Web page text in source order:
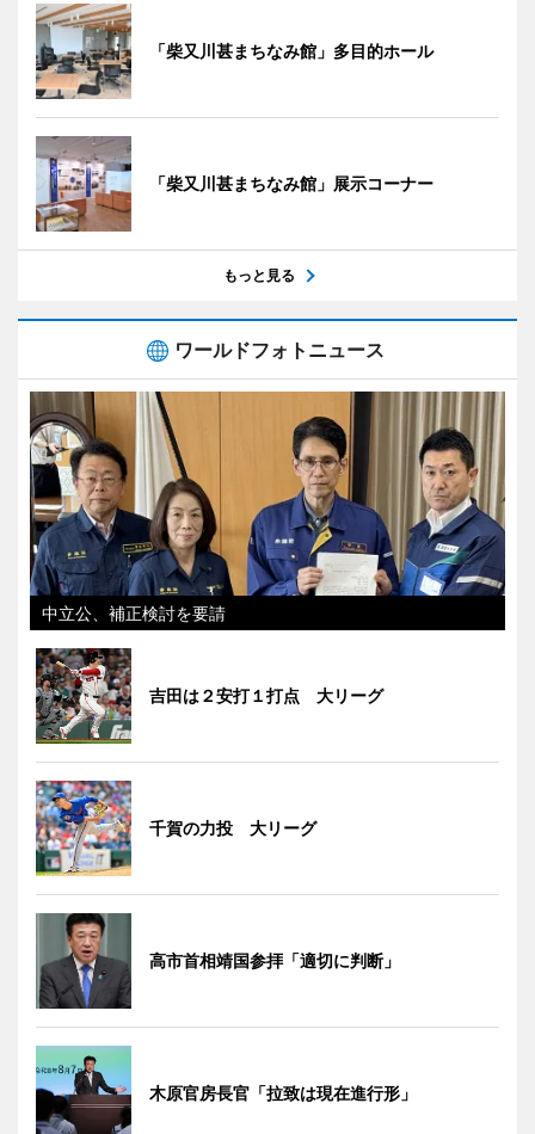
「柴又川甚まちなみ館」多目的ホール
「柴又川甚まちなみ館」展示コーナー
もっと見る
ワールドフォトニュース
中立公、補正検討を要請
吉田は２安打１打点 大リーグ
千賀の力投 大リーグ
高市首相靖国参拝「適切に判断」
木原官房長官「拉致は現在進行形」